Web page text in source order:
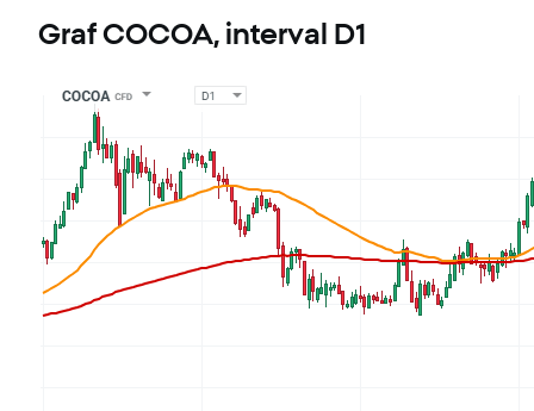
Graf COCOA, interval D1